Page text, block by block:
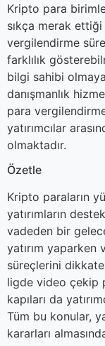
Kripto para
sıkça merak
vergilendirme
farklılık
bilgi sahibi
danışmanlık
para
yatırımcılar
olmaktadır.
Özetle
Kripto paraların
yatırımların
vadeden bir
yatırım
süreçlerini
ligde video çekip
kapıları da
Tüm bu konular,
kararları